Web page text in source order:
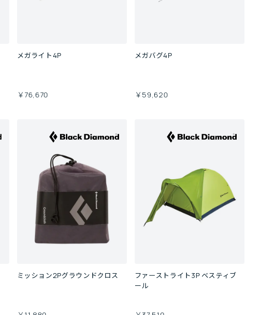
メガライト4P
￥76,670
メガバグ4P
￥59,620
ミッション2Pグラウンドクロス
ファーストライト3P ベスティブ
ール